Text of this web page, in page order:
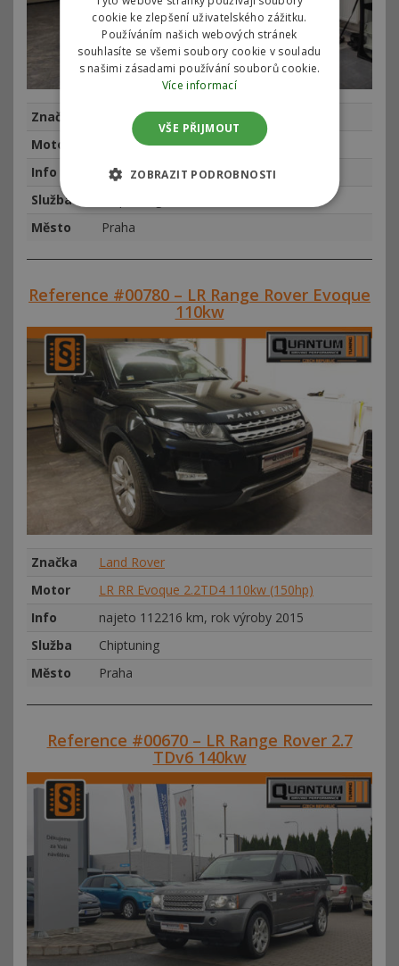
Značka
Land Rover
Motor
LR Defender 2.4 TDCi 90kw (122hp)
Info
najeto 152198 km, rok výroby 2009
Služba
Město
Praha
Reference #00780 – LR Range Rover Evoque
110kw
Značka
Land Rover
Motor
LR RR Evoque 2.2TD4 110kw (150hp)
Info
najeto 112216 km, rok výroby 2015
Služba
Chiptuning
Město
Praha
Reference #00670 – LR Range Rover 2.7
TDv6 140kw
cookie ke zlepšení uživatelského zážitku.
Používáním našich webových stránek
souhlasíte se všemi soubory cookie v souladu
s našimi zásadami používání souborů cookie.
Více informací
VŠE PŘIJMOUT
ZOBRAZIT PODROBNOSTI